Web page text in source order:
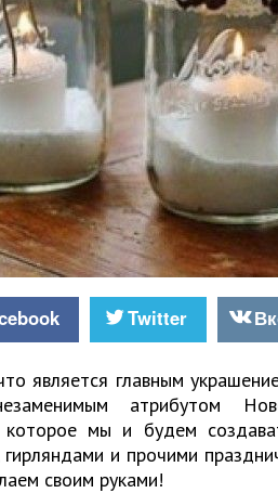
Twitter
является главным
атрибутом
которое мы и будем
гирляндами и прочими
своим руками!